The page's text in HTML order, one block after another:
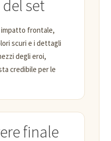
set
impatto frontale,
scuri e i dettagli
degli eroi,
credibile per le
finale